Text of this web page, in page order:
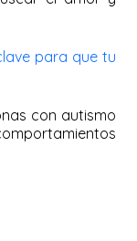
para que tu
con autismo